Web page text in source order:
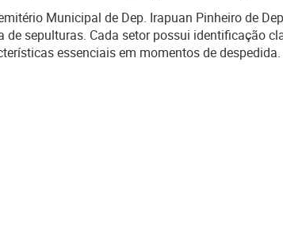
Municipal de Dep. Irapuan Pinheiro de
sepulturas. Cada setor possui identificação
essenciais em momentos de despedida.